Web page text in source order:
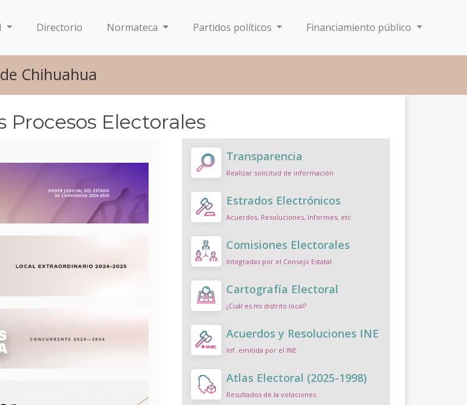
Directorio Normateca Partidos políticos Financiamiento público
Chihuahua
Electorales
Transparencia
Realizar solicitud de información
Estrados Electrónicos
Acuerdos, Resoluciones, Informes, etc
Comisiones Electorales
Integradas por el Consejo Estatal
Cartografía Electoral
¿Cuál es mi distrito local?
Acuerdos y Resoluciones INE
Inf. emitida por el INE
Atlas Electoral (2025-1998)
Resultados de la votaciones